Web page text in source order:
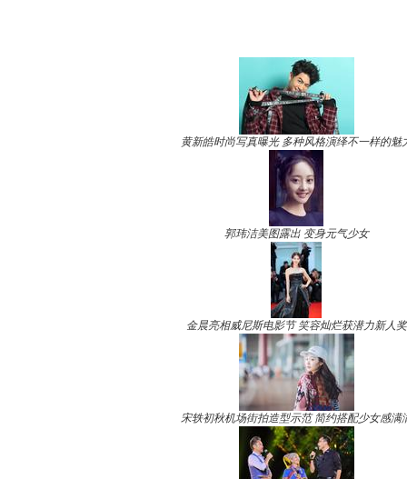
黄新皓时尚写真曝光 多种风格演绎不一样的魅
郭玮洁美图露出 变身元气少女
金晨亮相威尼斯电影节 笑容灿烂获潜力新人奖
宋轶初秋机场街拍造型示范 简约搭配少女感满